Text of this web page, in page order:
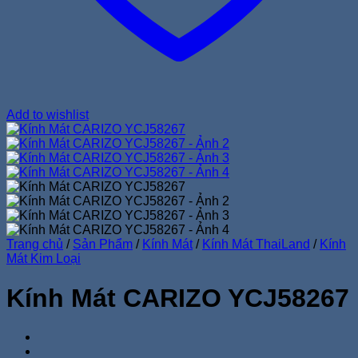
Add to wishlist
Trang chủ / Sản Phẩm / Kính Mát / Kính Mát ThaiLand / Kính
Mát Kim Loại
Kính Mát CARIZO YCJ58267